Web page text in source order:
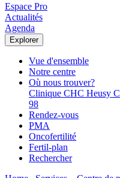
Espace Pro
Actualités
Agenda
Explorer
Vue d'ensemble
Notre centre
Où nous trouver?
Clinique CHC Heusy
98
Rendez-vous
PMA
Oncofertilité
Fertil-plan
Rechercher